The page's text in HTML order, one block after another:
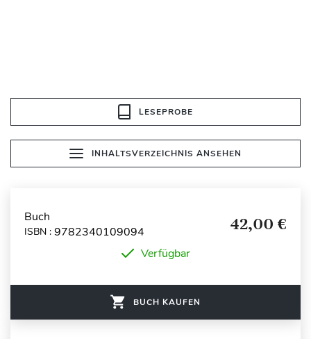
LESEPROBE
INHALTSVERZEICHNIS ANSEHEN
Buch
ISBN : 9782340109094 42,00 €
Verfügbar
BUCH KAUFEN